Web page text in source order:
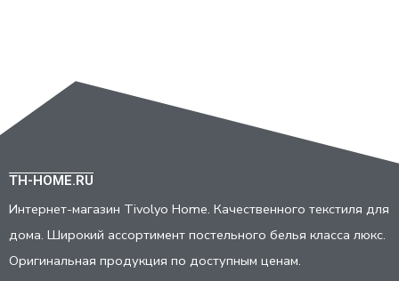
TH-HOME.RU
Интернет-магазин Tivolyo Home. Качественного текстиля для
дома. Широкий ассортимент постельного белья класса люкс.
Оригинальная продукция по доступным ценам.